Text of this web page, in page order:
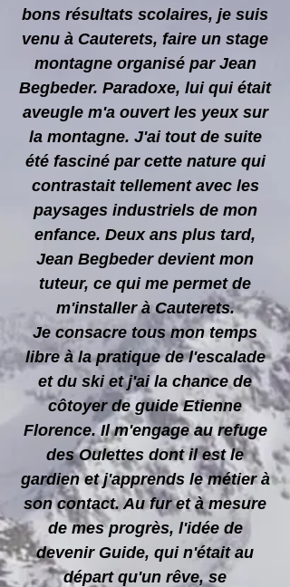
bons résultats scolaires, je suis
venu à Cauterets, faire un stage
montagne organisé par Jean
Begbeder. Paradoxe, lui qui était
aveugle m'a ouvert les yeux sur
la montagne. J'ai tout de suite
été fasciné par cette nature qui
contrastait tellement avec les
paysages industriels de mon
enfance. Deux ans plus tard,
Jean Begbeder devient mon
tuteur, ce qui me permet de
m'installer à Cauterets.
Je consacre tous mon temps
libre à la pratique de l'escalade
et du ski et j'ai la chance de
côtoyer de guide Etienne
Florence. Il m'engage au refuge
des Oulettes dont il est le
gardien et j'apprends le métier à
son contact. Au fur et à mesure
de mes progrès, l'idée de
devenir Guide, qui n'était au
départ qu'un rêve, se